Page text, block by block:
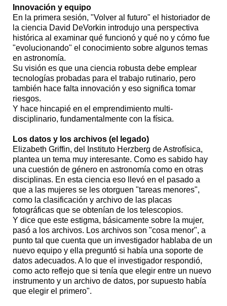
Innovación y equipo
En la primera sesión, "Volver al futuro" el historiador de
la ciencia David DeVorkin introdujo una perspectiva
histórica al examinar qué funcionó y qué no y cómo fue
"evolucionando" el conocimiento sobre algunos temas
en astronomía.
Su visión es que una ciencia robusta debe emplear
tecnologías probadas para el trabajo rutinario, pero
también hace falta innovación y eso significa tomar
riesgos.
Y hace hincapié en el emprendimiento multi-
disciplinario, fundamentalmente con la física.
Los datos y los archivos (el legado)
Elizabeth Griffin, del Instituto Herzberg de Astrofísica,
plantea un tema muy interesante. Como es sabido hay
una cuestión de género en astronomía como en otras
disciplinas. En esta ciencia eso llevó en el pasado a
que a las mujeres se les otorguen "tareas menores",
como la clasificación y archivo de las placas
fotográficas que se obtenían de los telescopios.
Y dice que este estigma, básicamente sobre la mujer,
pasó a los archivos. Los archivos son "cosa menor", a
punto tal que cuenta que un investigador hablaba de un
nuevo equipo y ella preguntó si había una soporte de
datos adecuados. A lo que el investigador respondió,
como acto reflejo que si tenía que elegir entre un nuevo
instrumento y un archivo de datos, por supuesto había
que elegir el primero".